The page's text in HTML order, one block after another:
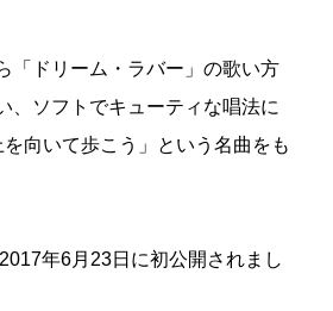
「ドリーム・ラバー」の歌い方
、ソフトでキューティな唱法に
向いて歩こう」という名曲をも
年6月23日に初公開されまし